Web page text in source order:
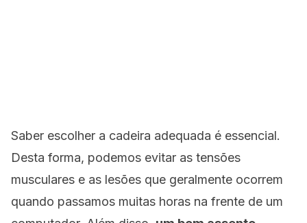
Saber escolher a cadeira adequada é essencial.
Desta forma, podemos evitar as tensões
musculares e as lesões que geralmente ocorrem
quando passamos muitas horas na frente de um